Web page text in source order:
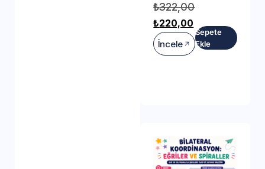
₺322,00
₺220,00
İncele
Sepete
Ekle